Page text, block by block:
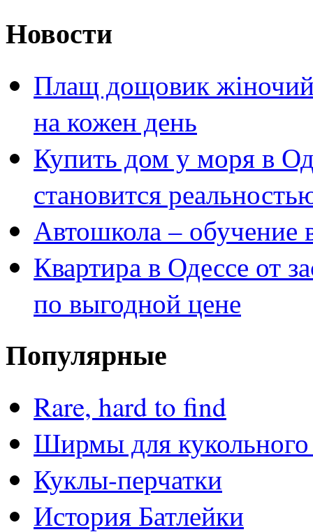
Новости
Плащ дощовик
на кожен день
Купить дом у моря в
становится
Автошкола – обучение
Квартира в Одессе от
по выгодной цене
Популярные
Rare, hard to find
Ширмы для кукольного
Куклы-перчатки
История Батлейки